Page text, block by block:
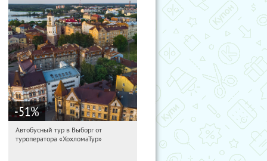
-51%
18:22:50 Купили:
Автобусный тур в Выборг от
туроператора «ХохломаТур»